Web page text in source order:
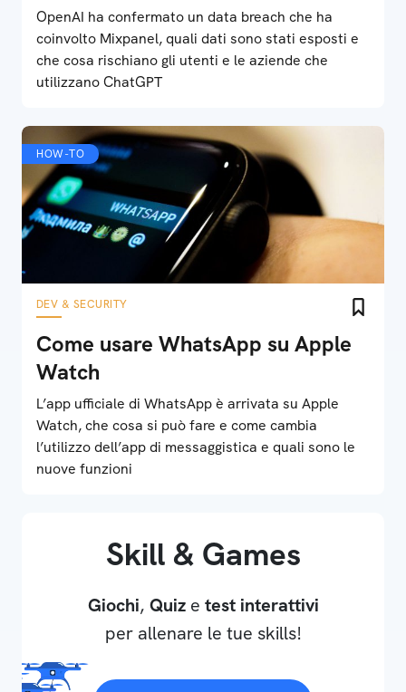
OpenAI ha confermato un data breach che ha
coinvolto Mixpanel, quali dati sono stati esposti e
che cosa rischiano gli utenti e le aziende che
utilizzano ChatGPT
HOW-TO
DEV & SECURITY
Come usare WhatsApp su Apple
Watch
L’app ufficiale di WhatsApp è arrivata su Apple
Watch, che cosa si può fare e come cambia
l’utilizzo dell’app di messaggistica e quali sono le
nuove funzioni
Skill & Games
Giochi, Quize test interattivi
per allenare le tue skills!